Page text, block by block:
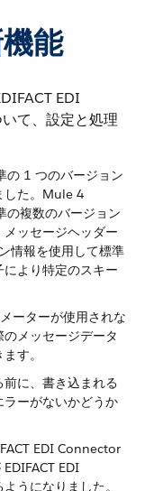
能
EDI
て、設定と処理
の 1 つのバージョン
した。Mule 4
の複数のバージョン
ッセージヘッダー
情報を使用して標準
より特定のスキー
ーターが使用されな
メッセージデータ
す。
に、書き込まれる
ーがないかどうか
EDI Connector
EDI
うになりました。